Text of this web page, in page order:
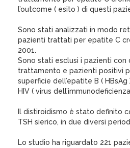
l’outcome ( esito ) di questi
Sono stati analizzati in modo
pazienti trattati per epatite C
2001.
Sono stati esclusi i pazienti con
trattamento e pazienti positivi
superficie dell’epatite B (
HIV ( virus
Il distiroidismo è stato definito
TSH sierico, in due diversi
Lo studio ha riguardato 221